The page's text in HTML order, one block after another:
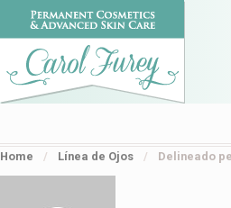
Home / Línea de Ojos / Delineado